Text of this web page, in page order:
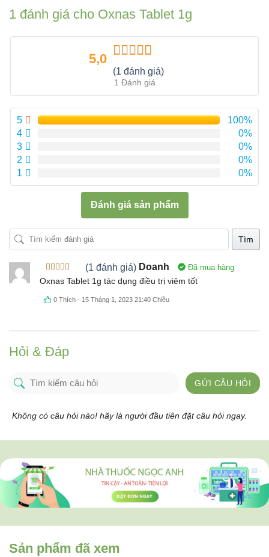
1 đánh giá cho Oxnas Tablet 1g
5,0
Được xếp
hạng 5.00
sao
(1 đánh giá)
1 Đánh giá
5
100%
4
0%
3
0%
2
0%
1
0%
Đánh giá sản phẩm
Tìm
Được xếp
hạng 5
sao
(1 đánh giá) Doanh Đã mua hàng
Oxnas Tablet 1g tác dụng điều trị viêm tốt
0 Thích - 15 Tháng 1, 2023 21:40 Chiều
Hỏi & Đáp
GỬI CÂU HỎI
Không có câu hỏi nào! hãy là người đầu tiên đặt câu hỏi ngay.
Sản phẩm đã xem